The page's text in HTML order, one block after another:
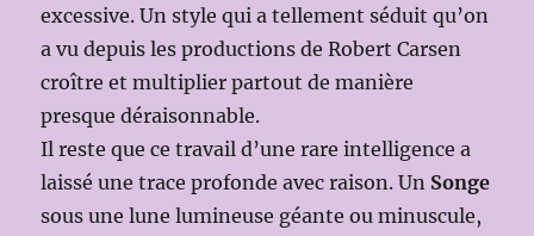
excessive. Un style qui a tellement séduit qu’on
a vu depuis les productions de Robert Carsen
croître et multiplier partout de manière
presque déraisonnable.
Il reste que ce travail d’une rare intelligence a
laissé une trace profonde avec raison. Un Songe
sous une lune lumineuse géante ou minuscule,